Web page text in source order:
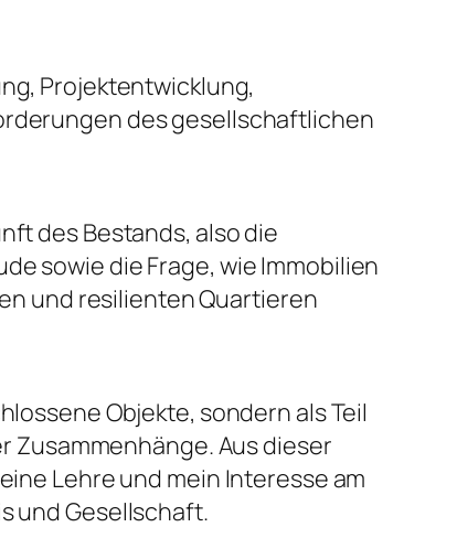
Projektentwicklung,
des gesellschaftlichen
des Bestands, also die
sowie die Frage, wie Immobilien
und resilienten Quartieren
Objekte, sondern als Teil
Zusammenhänge. Aus dieser
Lehre und mein Interesse am
und Gesellschaft.